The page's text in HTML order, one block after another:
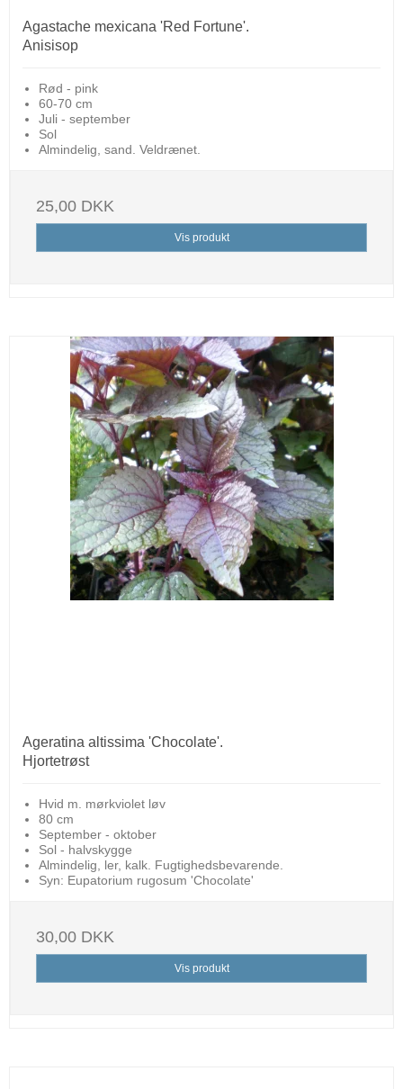
Agastache mexicana 'Red Fortune'.
Anisisop
Rød - pink
60-70 cm
Juli - september
Sol
Almindelig, sand. Veldrænet.
25,00 DKK
Vis produkt
Ageratina altissima 'Chocolate'.
Hjortetrøst
Hvid m. mørkviolet løv
80 cm
September - oktober
Sol - halvskygge
Almindelig, ler, kalk. Fugtighedsbevarende.
Syn: Eupatorium rugosum 'Chocolate'
30,00 DKK
Vis produkt